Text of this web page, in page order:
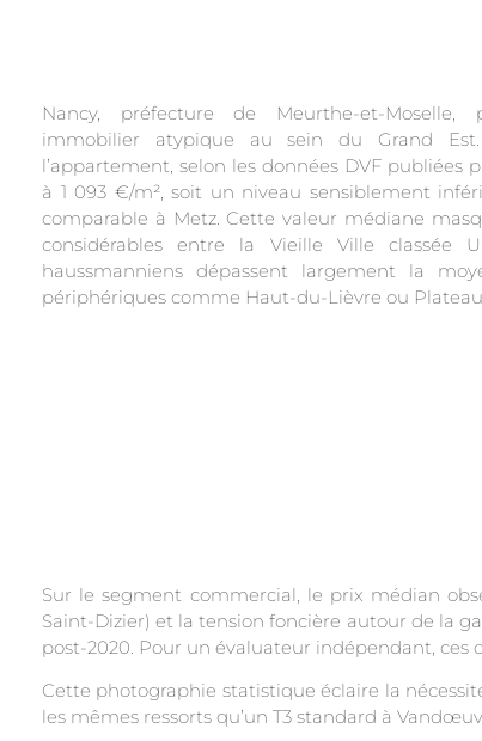
Nancy, préfecture de Meurthe-et-Moselle,
immobilier atypique au sein du Grand
l’appartement, selon les données DVF publiées
à 1 093 €/m², soit un niveau sensiblement
comparable à Metz. Cette valeur médiane
considérables entre la Vieille Ville classée
haussmanniens dépassent largement la
périphériques comme Haut-du-Lièvre ou
Sur le segment commercial, le prix médian
Saint-Dizier) et la tension foncière autour de la
post-2020. Pour un évaluateur indépendant,
Cette photographie statistique éclaire la
les mêmes ressorts qu’un T3 standard à